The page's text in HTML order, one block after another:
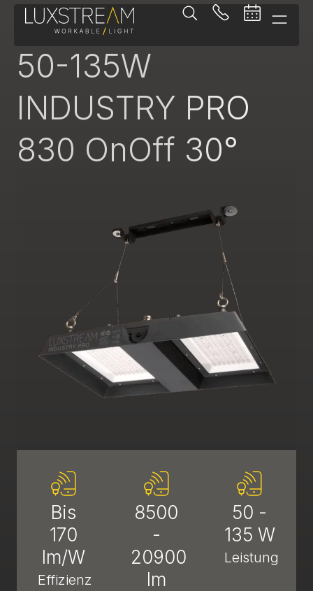
Pendelleuchte
50-135W
INDUSTRY PRO
830 OnOff 30°
Bis
170
lm/W
Effizienz
8500
-
20900
lm
50 -
135 W
Leistung